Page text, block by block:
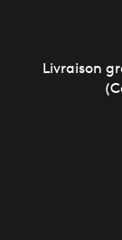
Livraison